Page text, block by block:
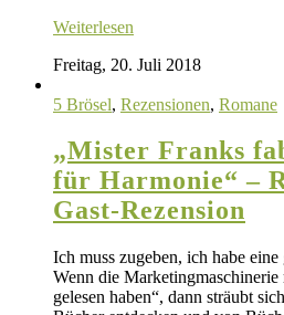
Weiterlesen
Freitag, 20. Juli 2018
5 Brösel, Rezensionen, Romane
„Mister Franks
für Harmonie“ –
Gast-Rezension
Ich muss zugeben, ich habe
Wenn die Marketingmaschinerie
gelesen haben“, dann sträubt